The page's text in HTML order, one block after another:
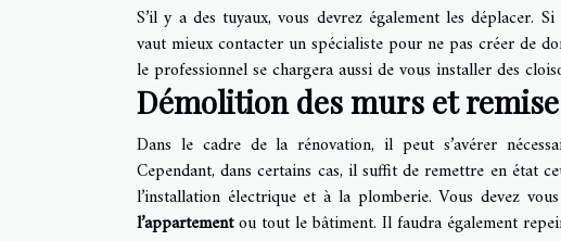
S’il y a des tuyaux, vous devrez également les déplacer.
vaut mieux contacter un spécialiste pour ne pas créer de
le professionnel se chargera aussi de vous installer des
Démolition des murs et
Dans le cadre de la rénovation, il peut s’avérer
Cependant, dans certains cas, il suffit de remettre en état
l’installation électrique et à la plomberie. Vous devez
l’appartementou tout le bâtiment. Il faudra également